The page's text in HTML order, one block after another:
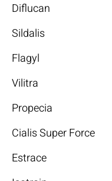
Diflucan
Sildalis
Flagyl
Vilitra
Propecia
Cialis Super Force
Estrace